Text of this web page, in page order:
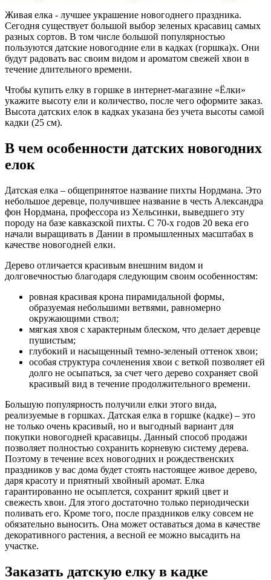
Живая елка - лучшее украшение новогоднего праздника.
Сегодня существует большой выбор зеленых красавиц самых
разных сортов. В том числе большой популярностью
пользуются датские новогодние ели в кадках (горшка)х. Они
будут радовать вас своим видом и ароматом свежей хвои в
течение длительного времени.
Чтобы купить елку в горшке в интернет-магазине «Ёлки»
укажите высоту ели и количество, после чего оформите заказ.
Высота датских елок в кадках указана без учета высоты самой
кадки (25 см).
В чем особенности датских новогодних
елок
Датская елка – общепринятое название пихты Нордмана. Это
небольшое деревце, получившее название в честь Александра
фон Нордмана, профессора из Хельсинки, выведшего эту
породу на базе кавказской пихты. С 70-х годов 20 века его
начали выращивать в Дании в промышленных масштабах в
качестве новогодней елки.
Дерево отличается красивым внешним видом и
долговечностью благодаря следующим своим особенностям:
ровная красивая крона пирамидальной формы,
образуемая небольшими ветвями, равномерно
окружающими ствол;
мягкая хвоя с характерным блеском, что делает деревце
пушистым;
глубокий и насыщенный темно-зеленый оттенок хвои;
особая структура сочленения хвои с веткой позволяет ей
долго не осыпаться, за счет чего дерево сохраняет свой
красивый вид в течение продолжительного времени.
Большую популярность получили елки этого вида,
реализуемые в горшках. Датская елка в горшке (кадке) – это
не только очень красивый, но и выгодный вариант для
покупки новогодней красавицы. Данный способ продажи
позволяет полностью сохранить корневую систему дерева.
Поэтому в течение всех новогодних и рождественских
праздников у вас дома будет стоять настоящее живое дерево,
даря красоту и приятный хвойный аромат. Елка
гарантированно не осыплется, сохранит яркий цвет и
свежесть хвои. Для этого достаточно только периодически
поливать его. Кроме того, после праздников елку совсем не
обязательно выносить. Она может оставаться дома в качестве
декоративного растения, а весной ее можно высадить на
участке.
Заказать датскую елку в кадке